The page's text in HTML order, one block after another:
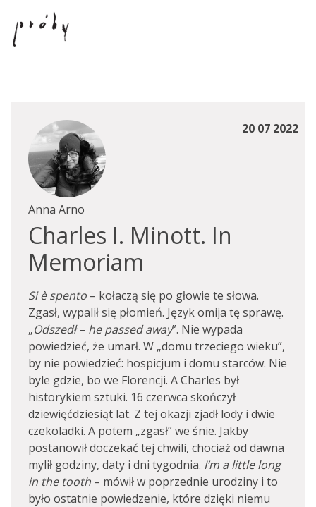
20 07 2022
Anna Arno
Charles I. Minott. In
Memoriam
Si è spento – kołaczą się po głowie te słowa.
Zgasł, wypalił się płomień. Język omija tę sprawę.
„Odszedł– he passed away”. Nie wypada
powiedzieć, że umarł. W „domu trzeciego wieku”,
by nie powiedzieć: hospicjum i domu starców. Nie
byle gdzie, bo we Florencji. A Charles był
historykiem sztuki. 16 czerwca skończył
dziewięćdziesiąt lat. Z tej okazji zjadł lody i dwie
czekoladki. A potem „zgasł” we śnie. Jakby
postanowił doczekać tej chwili, chociaż od dawna
mylił godziny, daty i dni tygodnia. I’m a little long
in the tooth – mówił w poprzednie urodziny i to
było ostatnie powiedzenie, które dzięki niemu